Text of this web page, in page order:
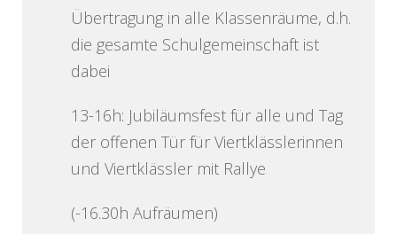
Übertragung in alle Klassenräume, d.h.
die gesamte Schulgemeinschaft ist
dabei
13-16h: Jubiläumsfest für alle und Tag
der offenen Tür für Viertklässlerinnen
und Viertklässler mit Rallye
(-16.30h Aufräumen)